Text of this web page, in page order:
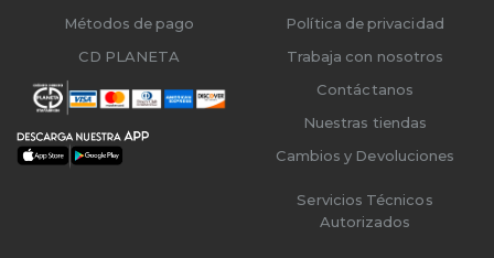
Métodos de pago
CD PLANETA
Política de privacidad
Trabaja con nosotros
Contáctanos
Nuestras tiendas
Cambios y Devoluciones
Servicios Técnicos
Autorizados